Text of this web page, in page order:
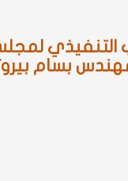
التنفيذي
بسام